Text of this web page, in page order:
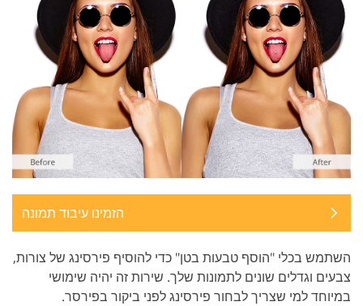
הזמינו עיבוד תמונה
השתמש בכלי "הוסף טבעות בטן" כדי להוסיף פירסינג של צורות,
צבעים וגדלים שונים לתמונות שלך. שירות זה יהיה שימושי
במיוחד למי שצריך לבחור פירסינג לפני ביקור בפירסר.